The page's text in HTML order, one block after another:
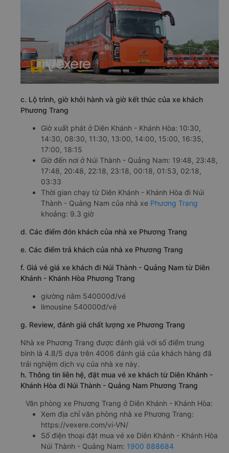
c. Lộ trình, giờ khởi hành và giờ kết thúc của xe khách
Phương Trang
Giờ xuất phát ở Diên Khánh - Khánh Hòa: 10:30,
14:30, 08:30, 11:30, 13:00, 14:00, 15:00, 16:35,
17:00, 18:15
Giờ đến nơi ở Núi Thành - Quảng Nam: 19:48, 23:48,
17:48, 20:48, 22:18, 23:18, 00:18, 01:53, 02:18,
03:33
Thời gian chạy từ Diên Khánh - Khánh Hòa đi Núi
Thành - Quảng Nam của nhà xe Phương Trang
khoảng: 9.3 giờ
d. Các điểm đón khách của nhà xe Phương Trang
e. Các điểm trả khách của nhà xe Phương Trang
f. Giá vé giá xe khách đi Núi Thành - Quảng Nam từ Diên
Khánh - Khánh Hòa Phương Trang
giường nằm 540000đ/vé
limousine 540000đ/vé
g. Review, đánh giá chất lượng xe Phương Trang
Nhà xe Phương Trang được đánh giá với số điểm trung
bình là 4.8/5 dựa trên 4006 đánh giá của khách hàng đã
trải nghiệm dịch vụ của nhà xe này.
h. Thông tin liên hệ, đặt mua vé xe khách từ Diên Khánh -
Khánh Hòa đi Núi Thành - Quảng Nam Phương Trang
Văn phòng xe Phương Trang ở Diên Khánh - Khánh Hòa:
Xem địa chỉ văn phòng nhà xe Phương Trang:
https://vexere.com/vi-VN/
Số điện thoại đặt mua vé xe Diên Khánh - Khánh Hòa
Núi Thành - Quảng Nam: 1900 888684